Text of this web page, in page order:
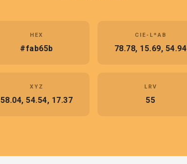
HEX
#fab65b
CIE-L*AB
78.78, 15.69, 54.94
XYZ
58.04, 54.54, 17.37
LRV
55